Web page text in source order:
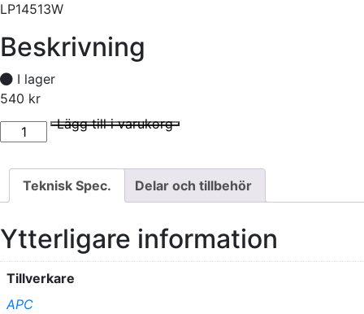
LP14513W
Beskrivning
I lager
540 kr
I lager
Propeller 14.5x13 Pattern Bred mängd Lägg till i varukorg
Teknisk Spec. Delar och tillbehör
Ytterligare information
Tillverkare
APC